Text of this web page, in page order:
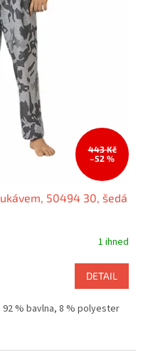
443 Kč
–52 %
50494 30, šedá
1 ihned
DETAIL
% bavlna, 8 % polyester